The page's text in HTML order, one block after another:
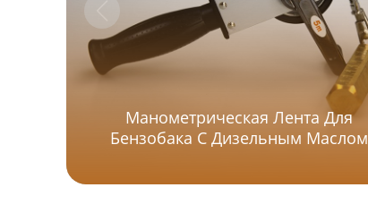
Манометрическая Лента Для
Бензобака С Дизельным Маслом